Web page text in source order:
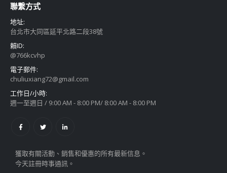
聯繫方式
地址:
台北市大同區延平北路二段38號
賴ID:
@766kcvhp
電子郵件:
chuliuxiang72@gmail.com
工作日/小時:
週一至週日 / 9:00 AM - 8:00 PM/ 8:00 AM - 8:00 PM
獲取有關活動、銷售和優惠的所有最新信息。
今天註冊時事通訊。